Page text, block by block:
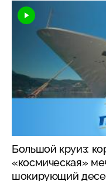
Большой круиз:
«космическая»
шокирующий